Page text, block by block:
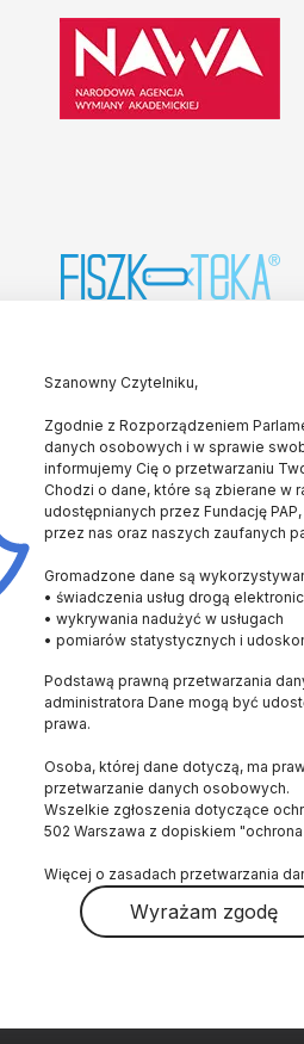
Szanowny Czytelniku,
Zgodnie z Rozporządzeniem
danych osobowych i w sprawie
informujemy Cię o przetwarzaniu
Chodzi o dane, które są zbierane w
udostępnianych przez Fundację
przez nas oraz naszych zaufanych
Gromadzone dane są
• świadczenia usług drogą
• wykrywania nadużyć w usługach
• pomiarów statystycznych i
Podstawą prawną przetwarzania
administratora Dane mogą być
prawa.
Osoba, której dane dotyczą, ma
przetwarzanie danych osobowych.
Wszelkie zgłoszenia dotyczące
502 Warszawa z dopiskiem
Więcej o zasadach przetwarzania
Wyrażam zgodę
SPRAWY AKADEMICKIE
Uczelnie i Instytucje
Innowacje
Nagrody
Prawo
Popularyzacja
Wydarzenia
Ludzie